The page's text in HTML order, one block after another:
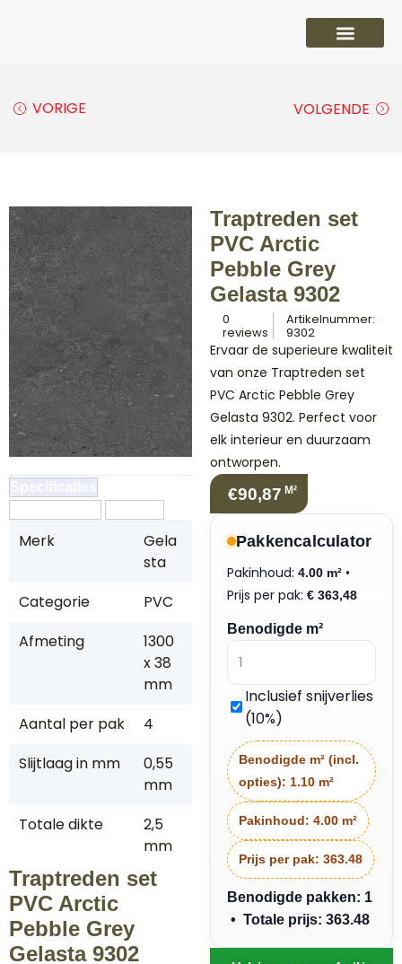
VORIGE VOLGENDE
Merk
Gela
sta
Categorie
PVC
Afmeting
1300
x 38
mm
Aantal per pak
4
Slijtlaag in mm
0,55
mm
Totale dikte
2,5
mm
Traptreden set
PVC Arctic
Pebble Grey
Gelasta 9302
Traptreden set
PVC Arctic
Pebble Grey
Gelasta 9302
0
reviews
Artikelnummer:
9302
Ervaar de superieure kwaliteit
van onze Traptreden set
PVC Arctic Pebble Grey
Gelasta 9302. Perfect voor
elk interieur en duurzaam
ontworpen.
€90,87 M²
Pakkencalculator
Pakinhoud: 4.00 m² •
Prijs per pak: € 363,48
Benodigde m²
Inclusief snijverlies
(10%)
Benodigde m² (incl.
opties): 1.10 m²
Pakinhoud: 4.00 m²
Prijs per pak: 363.48
Benodigde pakken: 1
• Totale prijs: 363.48